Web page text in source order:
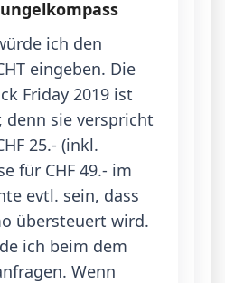
ich den
eingeben. Die
Friday 2019 ist
denn sie verspricht
25.- (inkl.
für CHF 49.- im
evtl. sein, dass
übersteuert wird.
ich beim dem
Wenn